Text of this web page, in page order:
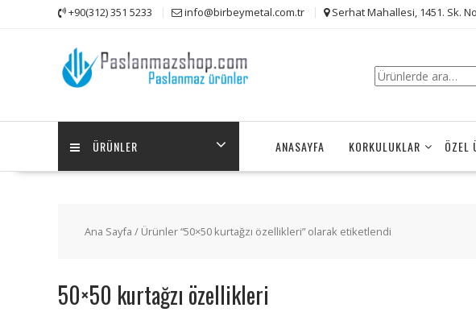
+90(312) 351 5233 info@birbeymetal.com.tr Serhat Mahallesi, 1451. Sk.
Ara:
ÜRÜNLER ANASAYFA KORKULUKLAR ÖZEL
Ana Sayfa / Ürünler “50×50 kurtağzı özellikleri” olarak etiketlendi
50×50 kurtağzı özellikleri